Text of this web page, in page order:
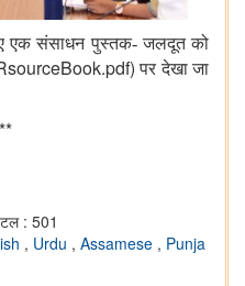
एक संसाधन पुस्तक-जलदूत को
पर देखा जा
: 501
, Urdu , Assamese , Punja